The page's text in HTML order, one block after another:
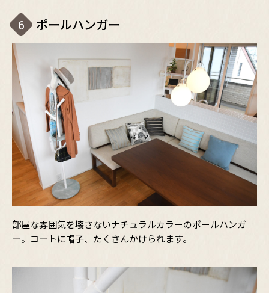
6 ポールハンガー
部屋な雰囲気を壊さないナチュラルカラーのポールハンガ
ー。コートに帽子、たくさんかけられます。